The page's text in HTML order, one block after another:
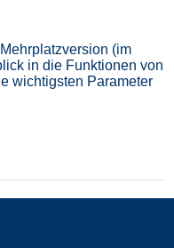
(im
in die Funktionen von
wichtigsten Parameter